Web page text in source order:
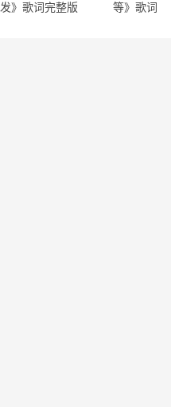
发》歌词完整版
等》歌词